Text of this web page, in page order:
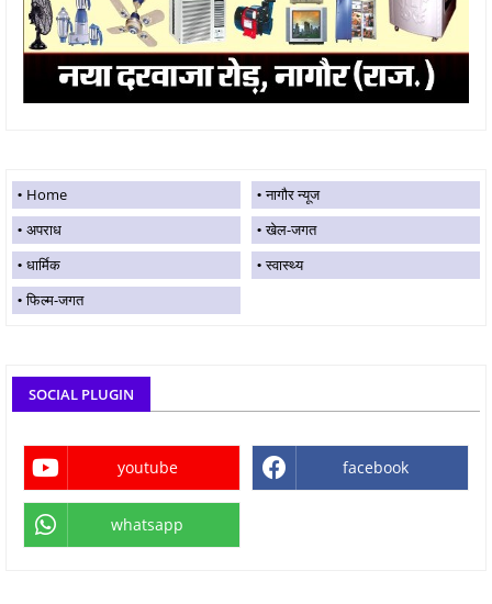
Home
नागौर न्यूज
अपराध
खेल-जगत
धार्मिक
स्वास्थ्य
फिल्म-जगत
SOCIAL PLUGIN
youtube facebook
whatsapp